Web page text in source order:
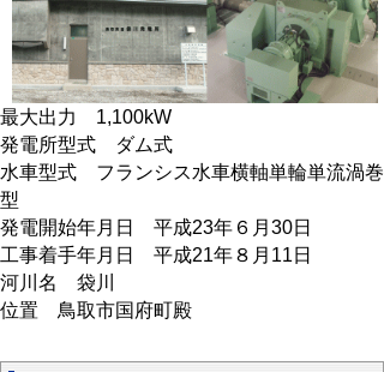
最大出力 1,100kW
発電所型式 ダム式
水車型式 フランシス水車横軸単輪単流渦巻
型
発電開始年月日 平成23年６月30日
工事着手年月日 平成21年８月11日
河川名 袋川
位置 鳥取市国府町殿